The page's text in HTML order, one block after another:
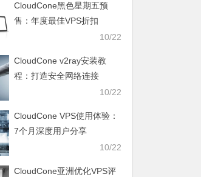
CloudCone黑色星期五预
售：年度最佳VPS折扣
10/22
CloudCone v2ray安装教
程：打造安全网络连接
10/22
CloudCone VPS使用体验：
7个月深度用户分享
10/22
CloudCone亚洲优化VPS评